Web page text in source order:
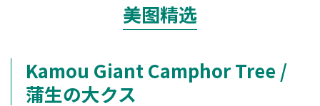
美图精选
Kamou Giant Camphor Tree /
蒲生の大クス